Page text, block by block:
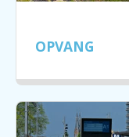
OPVANG